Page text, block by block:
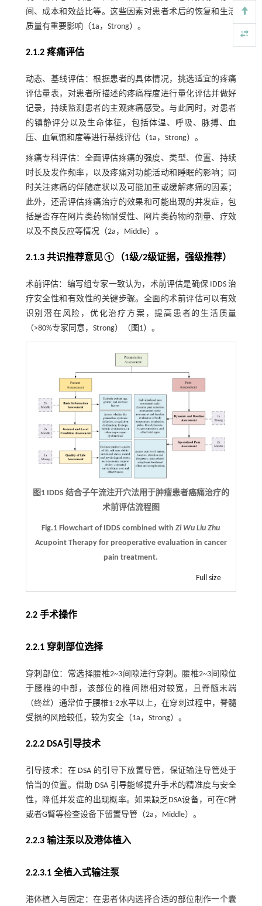
间、成本和效益比等。这些因素对患者术后的恢复和生活
质量有重要影响（1a，Strong）。
2.1.2 疼痛评估
动态、基线评估：根据患者的具体情况，挑选适宜的疼痛
评估量表，对患者所描述的疼痛程度进行量化评估并做好
记录，持续监测患者的主观疼痛感受。与此同时，对患者
的镇静评分以及生命体征，包括体温、呼吸、脉搏、血
压、血氧饱和度等进行基线评估（1a，Strong）。
疼痛专科评估：全面评估疼痛的强度、类型、位置、持续
时长及发作频率，以及疼痛对功能活动和睡眠的影响；同
时关注疼痛的伴随症状以及可能加重或缓解疼痛的因素；
此外，还需评估疼痛治疗的效果和可能出现的并发症，包
括是否存在阿片类药物耐受性、阿片类药物的剂量、疗效
以及不良反应等情况（2a，Middle）。
2.1.3 共识推荐意见①（1级/2级证据，强级推荐）
术前评估：编写组专家一致认为，术前评估是确保 IDDS 治
疗安全性和有效性的关键步骤。全面的术前评估可以有效
识别潜在风险，优化治疗方案，提高患者的生活质量
（>80%专家同意，Strong）（ 图1）。
图1 IDDS 结合子午流注开穴法用于肿瘤患者癌痛治疗的
术前评估流程图
Fig.1 Flowchart of IDDS combined withZi Wu Liu Zhu
Acupoint Therapy for preoperative evaluation in cancer
pain treatment.
Full size
2.2 手术操作
2.2.1 穿刺部位选择
穿刺部位：常选择腰椎2~3间隙进行穿刺。腰椎2~3间隙位
于腰椎的中部，该部位的椎间隙相对较宽，且脊髓末端
（终丝）通常位于腰椎1-2水平以上，在穿刺过程中，脊髓
受损的风险较低，较为安全（1a，Strong）。
2.2.2 DSA引导技术
引导技术：在 DSA 的引导下放置导管，保证输注导管处于
恰当的位置。借助 DSA 引导能够提升手术的精准度与安全
性，降低并发症的出现概率。如果缺乏DSA设备，可在C臂
或者G臂等检查设备下留置导管（2a，Middle）。
2.2.3 输注泵以及港体植入
2.2.3.1 全植入式输注泵
港体植入与固定：在患者体内选择合适的部位制作一个囊